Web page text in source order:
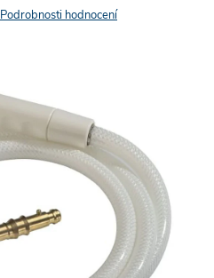
Podrobnosti hodnocení